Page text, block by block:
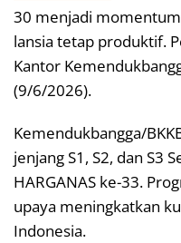
30 menjadi
lansia tetap produktif.
Kantor
(9/6/2026).
Kemendukbangga/
jenjang S1, S2, dan S3
HARGANAS ke-33.
upaya meningkatkan
Indonesia.